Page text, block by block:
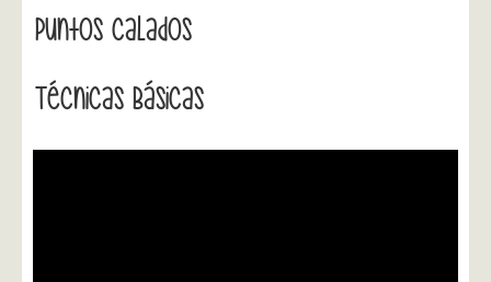
Puntos Calados
Técnicas Básicas